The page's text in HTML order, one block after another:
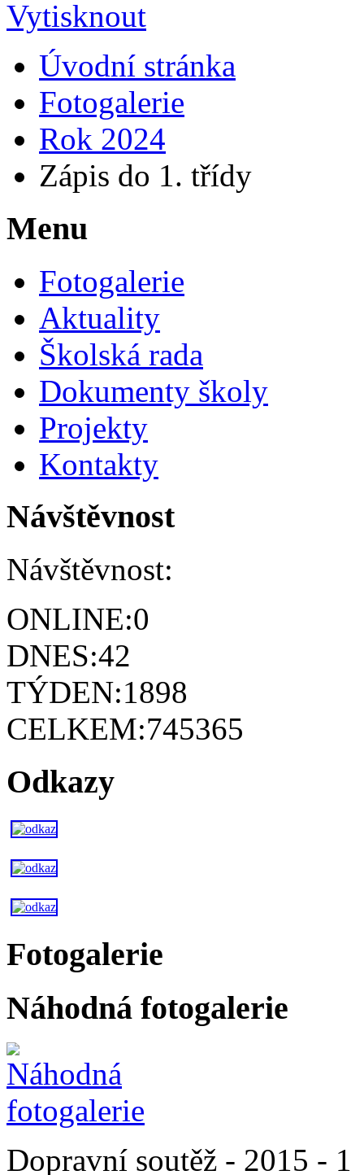
Úvodní stránka
Fotogalerie
Rok 2024
Zápis do 1. třídy
Menu
Fotogalerie
Aktuality
Školská rada
Dokumenty školy
Projekty
Kontakty
Návštěvnost
Návštěvnost:
ONLINE:0
DNES:42
TÝDEN:1898
CELKEM:745365
Odkazy
Fotogalerie
Náhodná fotogalerie
Dopravní soutěž - 2015 - 1